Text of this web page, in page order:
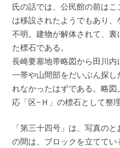
氏の話では、公民館の前は
は移設されたようでもあり
不明。建物が解体されて、
た標石である。
長崎要塞地帯略図から田川
一帯や山間部をだいぶん探
れなかったはずである。略
応「区−Ｈ」の標石として整
「第三十四号」は、写真の
の間は、ブロックを立てて